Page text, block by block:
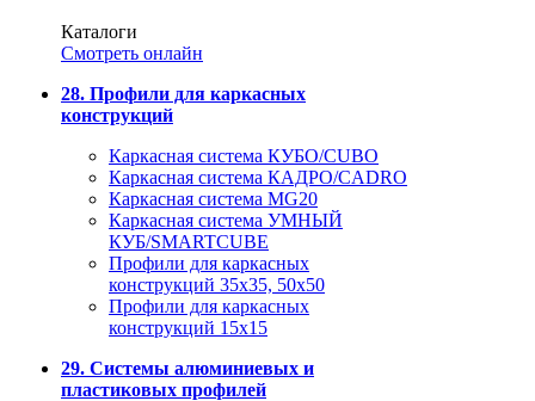
Каталоги
Смотреть онлайн
28. Профили для каркасных
конструкций
Каркасная система КУБО/CUBO
Каркасная система КАДРО/CADRO
Каркасная система MG20
Каркасная система УМНЫЙ
КУБ/SMARTCUBE
Профили для каркасных
конструкций 35x35, 50x50
Профили для каркасных
конструкций 15х15
29. Системы алюминиевых и
пластиковых профилей